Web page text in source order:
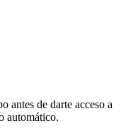
antes de darte acceso a
automático.